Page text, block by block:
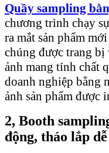
Quầy sampling
chương trình chạy
ra mắt sản phẩm
chúng được trang
ảnh mang tính chất
doanh nghiệp bằng
ảnh sản phẩm được
2, Booth
động, tháo lắp